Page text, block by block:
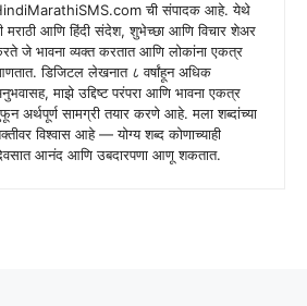
ची संपादक आहे. येथे
मराठी आणि हिंदी संदेश, शुभेच्छा आणि विचार शेअर
जे भावना व्यक्त करतात आणि लोकांना एकत्र
डिजिटल लेखनात ८ वर्षांहून अधिक
माझे उद्दिष्ट परंपरा आणि भावना एकत्र
अर्थपूर्ण सामग्री तयार करणे आहे. मला शब्दांच्या
विश्वास आहे — योग्य शब्द कोणाच्याही
आनंद आणि उबदारपणा आणू शकतात.